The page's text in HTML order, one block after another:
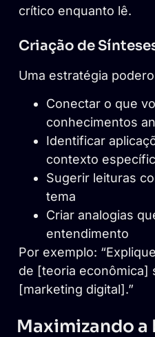
crítico enquanto lê.
Criação de
Uma estratégia
Conectar o que
conhecimentos
Identificar
contexto
Sugerir leituras
tema
Criar analogias
entendimento
Por exemplo:
de [teoria econômica]
[marketing digital].”
Maximizando a